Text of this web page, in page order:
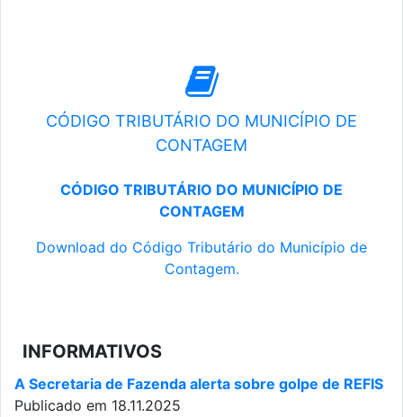
CÓDIGO TRIBUTÁRIO DO MUNICÍPIO DE
CONTAGEM
CÓDIGO TRIBUTÁRIO DO MUNICÍPIO DE
CONTAGEM
Download do Código Tributário do Município de
Contagem.
INFORMATIVOS
A Secretaria de Fazenda alerta sobre golpe de REFIS
Publicado em 18.11.2025